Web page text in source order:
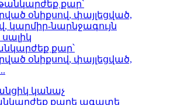
քար՝
օնիքսով, փայլեցված,